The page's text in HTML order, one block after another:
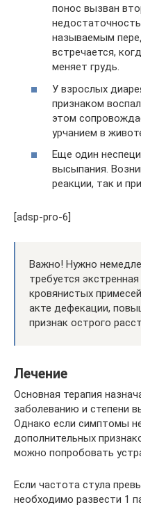
понос вызван
называемым
встречается,
меняет грудь.
У взрослых
признаком
этом
урчанием в
Еще один
высыпания.
реакции, так и
[adsp-pro-6]
Важно! Нужно
требуется
кровянистых
акте дефекации,
признак острого
Лечение
Основная терапия
заболеванию и степени
Однако если симптомы
дополнительных
можно попробовать
Если частота стула
необходимо развести 1